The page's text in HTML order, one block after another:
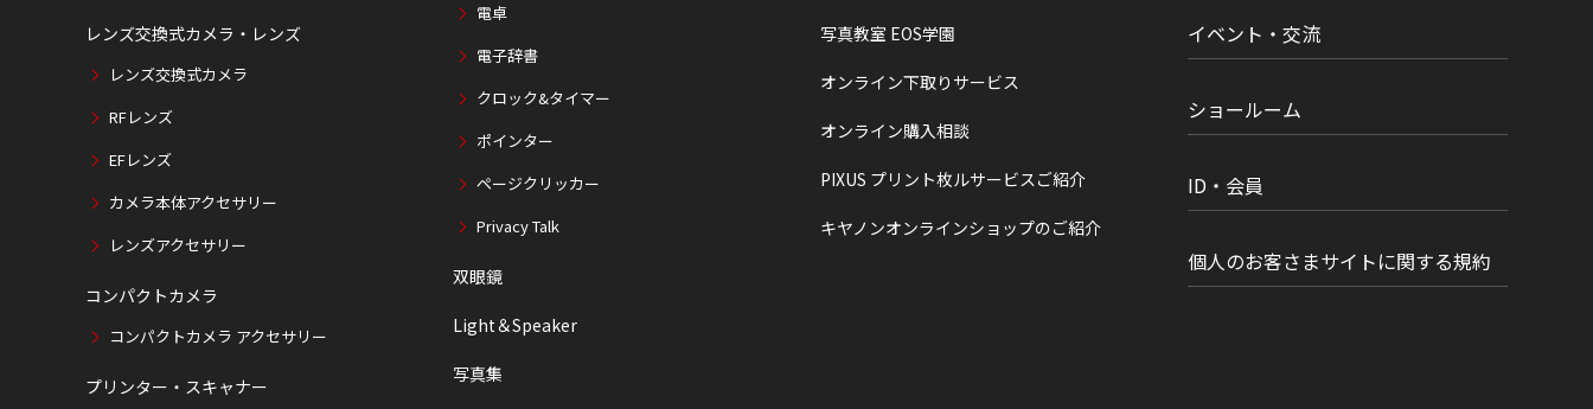
レンズ交換式カメラ・レンズ
レンズ交換式カメラ
RFレンズ
EFレンズ
カメラ本体アクセサリー
レンズアクセサリー
コンパクトカメラ
コンパクトカメラ アクセサリー
プリンター・スキャナー
電卓
電子辞書
クロック&タイマー
ポインター
ページクリッカー
Privacy Talk
双眼鏡
Light＆Speaker
写真集
写真教室 EOS学園
オンライン下取りサービス
オンライン購入相談
PIXUS プリント枚ルサービスご紹介
キヤノンオンラインショップのご紹介
イベント・交流
ショールーム
ID・会員
個人のお客さまサイトに関する規約